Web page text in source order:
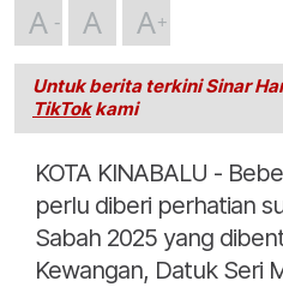
A A A
Untuk berita terkini Sinar
TikTokkami
KOTA KINABALU -
perlu diberi perhatian
Sabah 2025 yang
Kewangan, Datuk Seri